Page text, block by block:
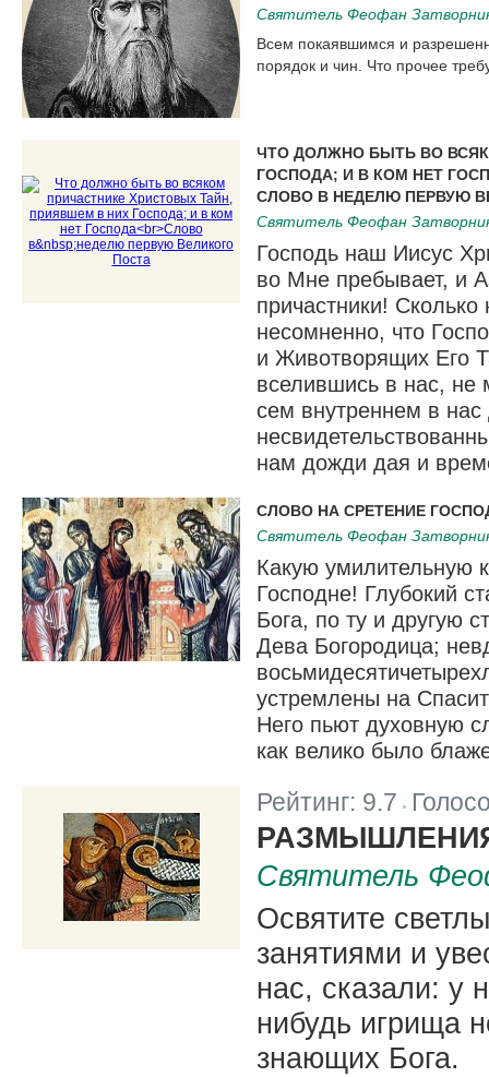
Святитель Феофан
Всем покаяв­шимся и
порядок и чин. Что прочее
ЧТО ДОЛЖНО БЫТЬ ВО
ГОСПОДА; И В КОМ НЕТ
СЛОВО В НЕДЕЛЮ ПЕРВУЮ
Святитель Феофан
Господь наш Иисус
во Мне пребывает, и
причастники!
несомненно, что
и Животворящих Его
вселившись в нас, не
сем внутрен­нем в
нам дожди дая и
СЛОВО НА СРЕТЕНИЕ
Святитель Феофан
Какую умилительную
Господне! Глубокий
Бога, по ту и другую
Дева Богородица;
устремлены на
Него пьют духовную
как велико было
Рейтинг: 9.7
Святитель
Освятите
занятиями и
нас, сказали: у
нибудь игрища
знающих Бога.